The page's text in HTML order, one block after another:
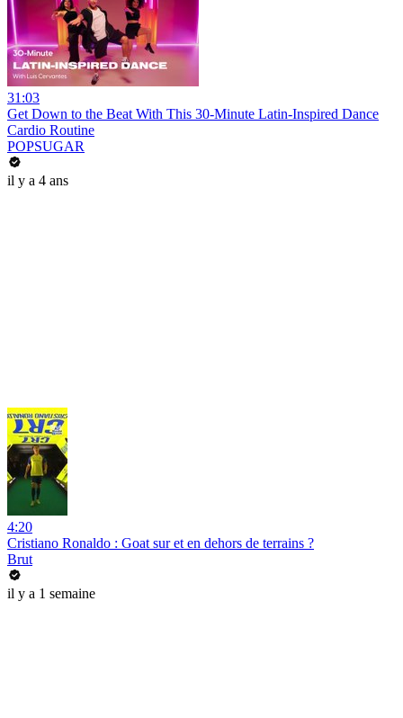
31:03
Get Down to the Beat With This 30-Minute Latin-Inspired Dance
Cardio Routine
POPSUGAR
il y a 4 ans
4:20
Cristiano Ronaldo : Goat sur et en dehors de terrains ?
Brut
il y a 1 semaine